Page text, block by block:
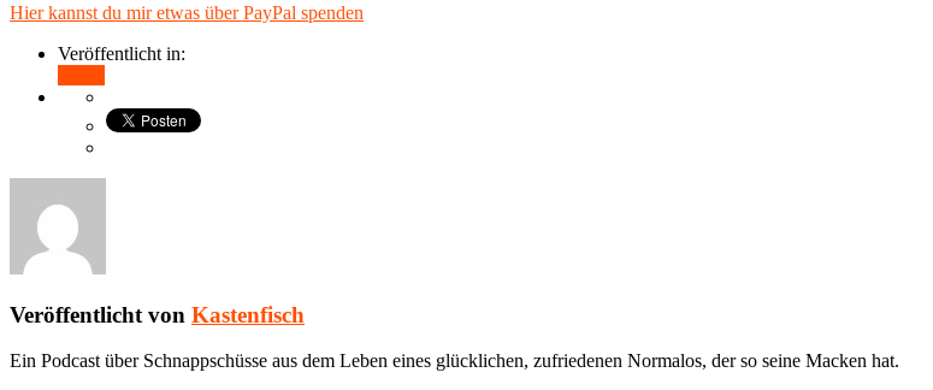
Hier kannst du mir etwas über PayPal spenden
Veröffentlicht in:
Veröffentlicht von Kastenfisch
Ein Podcast über Schnappschüsse aus dem Leben eines glücklichen, zufriedenen Normalos, der so seine Macken hat.